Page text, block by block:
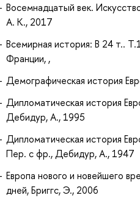
Восемнадцатый век.
А. К., 2017
Всемирная история: В 24 т..
Франции, ,
Демографическая история
Дипломатическая история
Дебидур, А., 1995
Дипломатическая история
Пер. с фр., Дебидур, А., 1947
Европа нового и новейшего
дней, Бриггс, Э., 2006